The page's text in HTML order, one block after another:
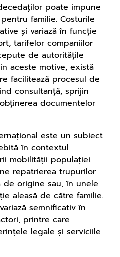
poate impune
familie. Costurile
și variază în funcție
tarifelor companiilor
de autoritățile
aceste motive, există
facilitează procesul de
consultanță, sprijin
documentelor
este un subiect
în contextul
mobilității populației.
repatrierea trupurilor
de origine sau, în unele
aleasă de către familie.
semnificativ în
printre care
legale și serviciile